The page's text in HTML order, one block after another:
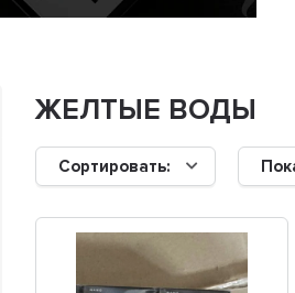
ЖЕЛТЫЕ ВОДЫ
Сортировать: